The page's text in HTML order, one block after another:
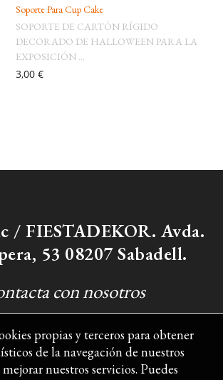
Soporte Para Cup Cake
SOPORTE DE CARTÓN RÍGIDO
DECORADO DE HALLOWEEN PARA LA
EXPOSICIÓN ...
3,00 €
/ FIESTADEKOR. Avda.
53 08207 Sabadell.
con nosotros
propias y terceros para obtener
de la navegación de nuestros
nuestros servicios. Puedes